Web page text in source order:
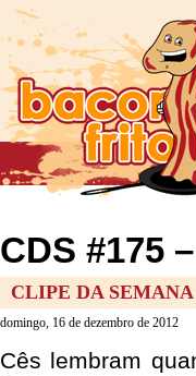
CDS #175
CLIPE DA SEMANA
domingo, 16 de dezembro de 2012
Cês lembram